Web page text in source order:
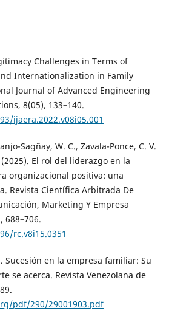
Challenges in Terms of
Internationalization in Family
Journal of Advanced Engineering
8(05), 133–140.
ijaera.2022.v08i05.001
Sagñay, W. C., Zavala-Ponce, C. V.
El rol del liderazgo en la
organizacional positiva: una
Revista Científica Arbitrada De
Marketing Y Empresa
688–706.
rc.v8i15.0351
Sucesión en la empresa familiar: Su
se acerca. Revista Venezolana de
pdf/290/29001903.pdf